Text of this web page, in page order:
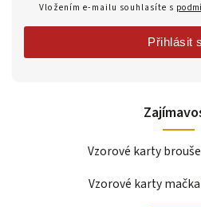
Vzorové karty
Vzorové karty
Vložením e-mailu souhlasíte s
Přihlásit